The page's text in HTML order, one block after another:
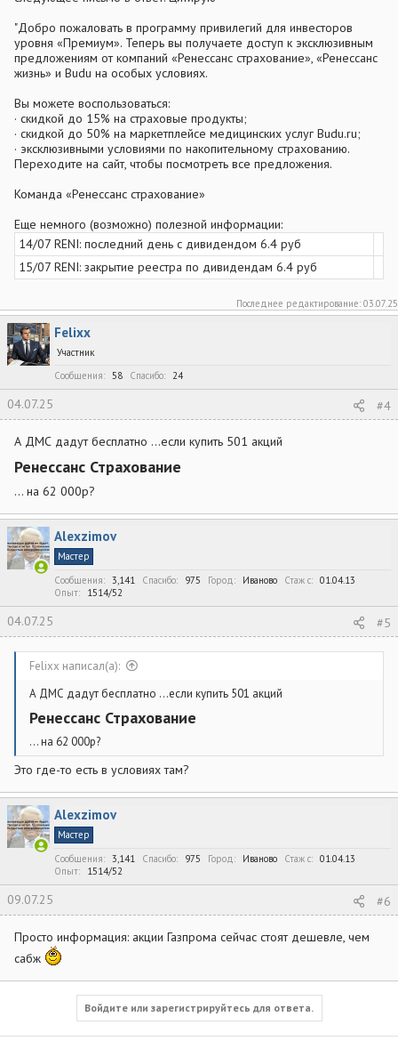
"Добро пожаловать в программу привилегий для инвесторов
уровня «Премиум». Теперь вы получаете доступ к эксклюзивным
предложениям от компаний «Ренессанс страхование», «Ренессанс
жизнь» и Budu на особых условиях.
Вы можете воспользоваться:
· скидкой до 15% на страховые продукты;
· скидкой до 50% на маркетплейсе медицинских услуг Budu.ru;
· эксклюзивными условиями по накопительному страхованию.
Переходите на сайт, чтобы посмотреть все предложения.
Команда «Ренессанс страхование»
Еще немного (возможно) полезной информации:
14/07 RENI: последний день с дивидендом 6.4 руб
15/07 RENI: закрытие реестра по дивидендам 6.4 руб
Последнее редактирование: 03.07.25
Felixx
Участник
Сообщения
58 Спасибо 24
04.07.25 #4
А ДМС дадут бесплатно …если купить 501 акций
Ренессанс Страхование​
… на 62 000р?
Alexzimov
Мастер
Сообщения
3,141 Спасибо 975 Город Иваново Стаж c
01.04.13
Опыт
1514/52
04.07.25 #5
Felixx написал(а):
А ДМС дадут бесплатно …если купить 501 акций
Ренессанс Страхование​
… на 62 000р?
Это где-то есть в условиях там?
Alexzimov
Мастер
Сообщения
3,141 Спасибо 975 Город Иваново Стаж c
01.04.13
Опыт
1514/52
09.07.25 #6
Просто информация: акции Газпрома сейчас стоят дешевле, чем
сабж
Войдите или зарегистрируйтесь для ответа.